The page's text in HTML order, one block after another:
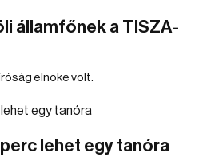
államfőnek a TISZA-
elnöke volt.
lehet egy tanóra